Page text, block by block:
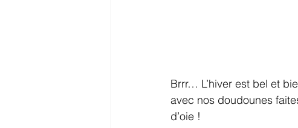
Brrr… L’hiver est bel et
avec nos doudounes
d’oie !